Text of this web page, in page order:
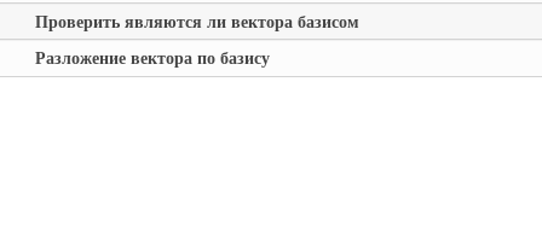
Проверить являются ли вектора базисом
Разложение вектора по базису